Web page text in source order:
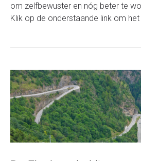
om zelfbewuster en nóg beter te
Klik op de onderstaande link om het